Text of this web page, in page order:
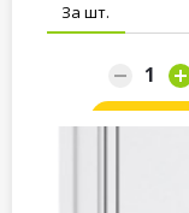
За шт.
Заказать